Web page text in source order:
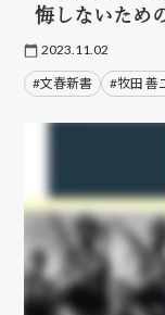
悔しないため
2023.11.02
#文春新書 #牧田 善